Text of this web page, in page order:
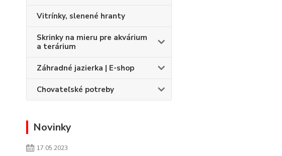
Vitrínky, slenené hranty
Skrinky na mieru pre akvárium
a terárium
Záhradné jazierka | E-shop
Chovateľské potreby
Novinky
17.05.2023